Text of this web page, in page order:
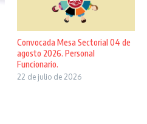
Convocada Mesa Sectorial 04 de
agosto 2026. Personal
Funcionario.
22 de julio de 2026